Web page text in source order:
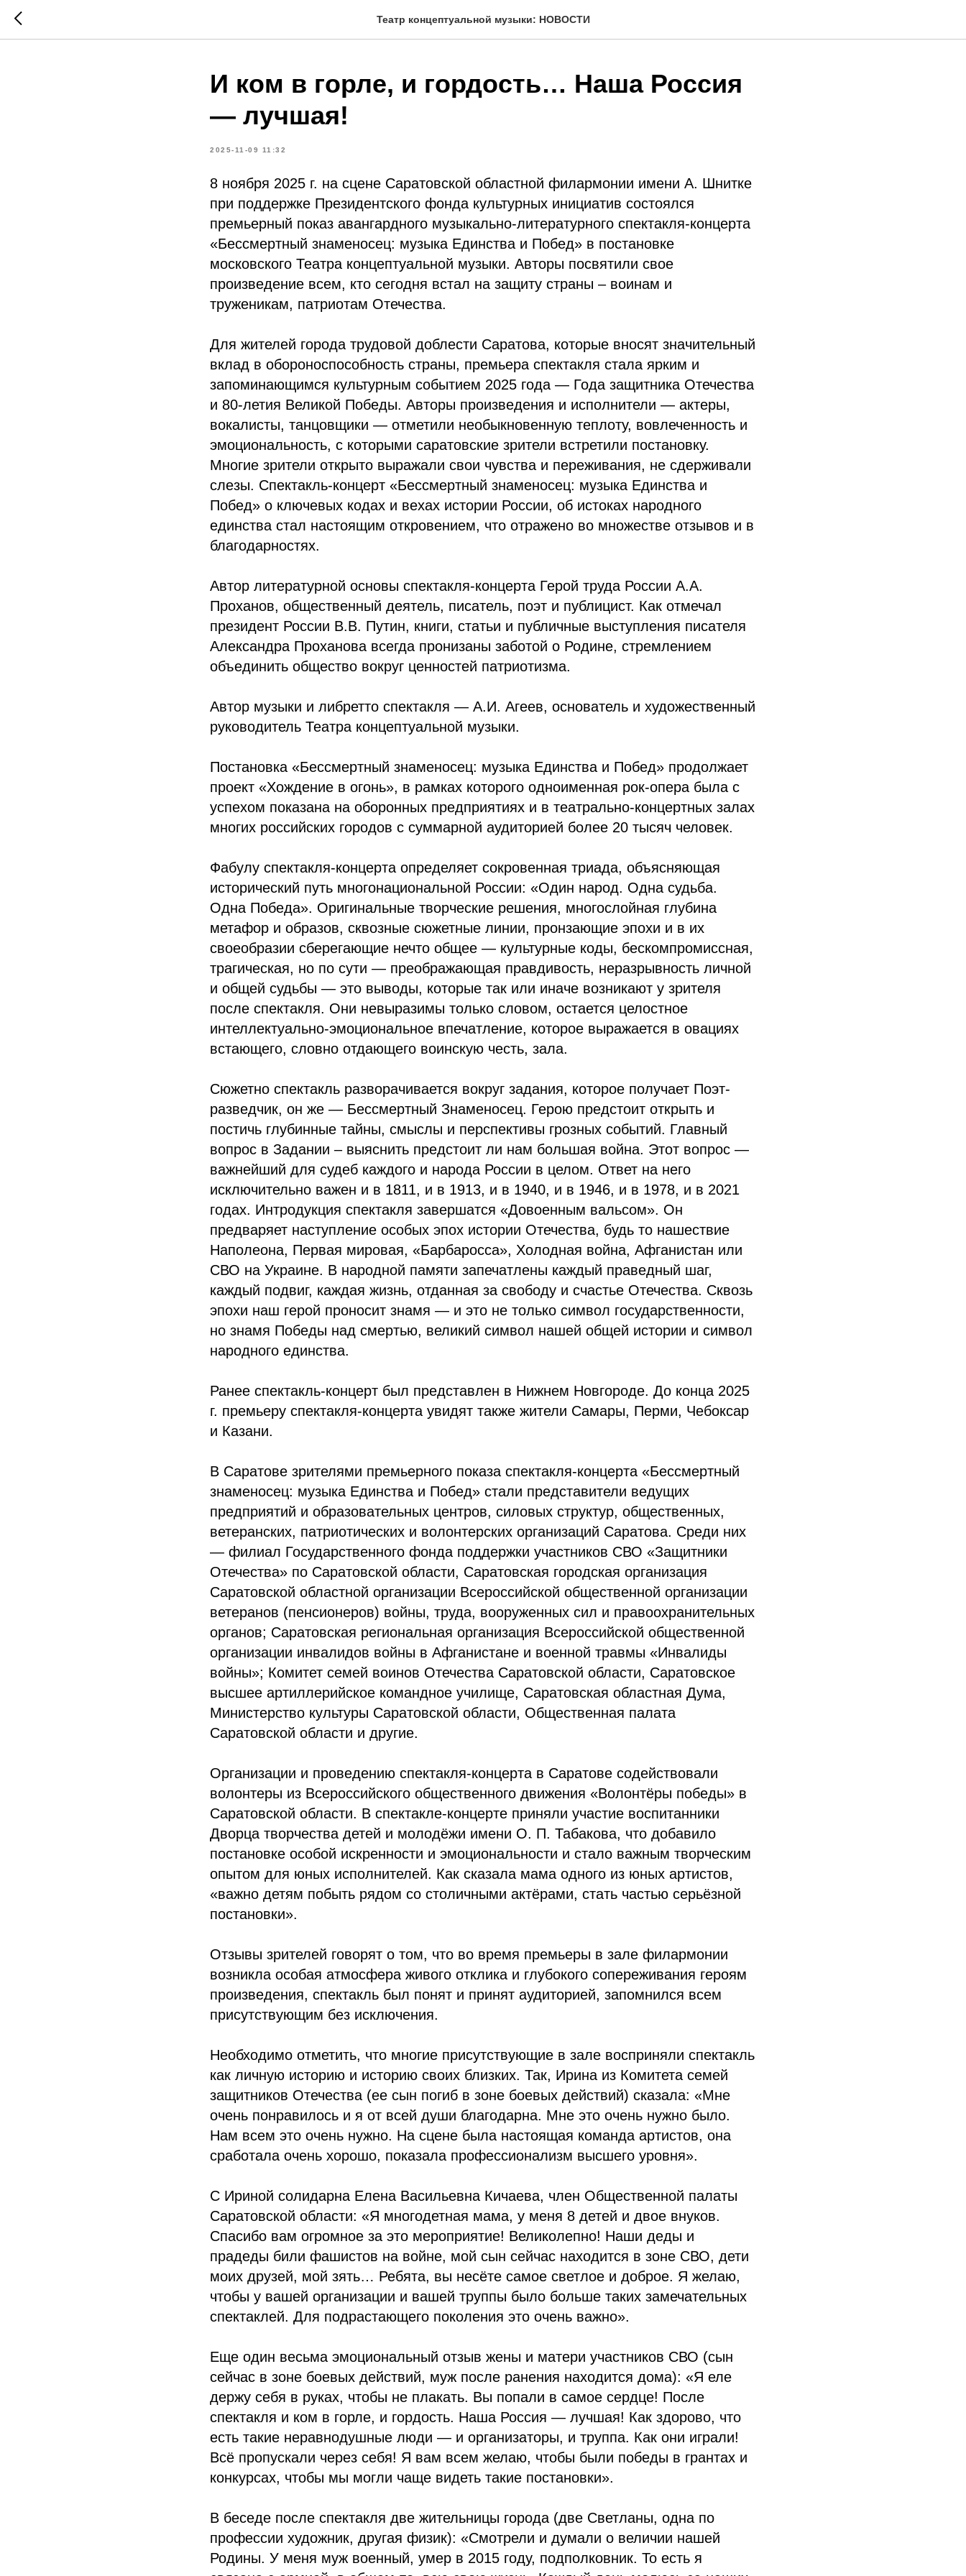
Театр концептуальной музыки: НОВОСТИ
И ком в горле, и гордость… Наша Россия
— лучшая!
2025-11-09 11:32
8 ноября 2025 г. на сцене Саратовской областной филармонии имени А. Шнитке
при поддержке Президентского фонда культурных инициатив состоялся
премьерный показ авангардного музыкально-литературного спектакля-концерта
«Бессмертный знаменосец: музыка Единства и Побед» в постановке
московского Театра концептуальной музыки. Авторы посвятили свое
произведение всем, кто сегодня встал на защиту страны – воинам и
труженикам, патриотам Отечества.
Для жителей города трудовой доблести Саратова, которые вносят значительный
вклад в обороноспособность страны, премьера спектакля стала ярким и
запоминающимся культурным событием 2025 года — Года защитника Отечества
и 80-летия Великой Победы. Авторы произведения и исполнители — актеры,
вокалисты, танцовщики — отметили необыкновенную теплоту, вовлеченность и
эмоциональность, с которыми саратовские зрители встретили постановку.
Многие зрители открыто выражали свои чувства и переживания, не сдерживали
слезы. Спектакль-концерт «Бессмертный знаменосец: музыка Единства и
Побед» о ключевых кодах и вехах истории России, об истоках народного
единства стал настоящим откровением, что отражено во множестве отзывов и в
благодарностях.
Автор литературной основы спектакля-концерта Герой труда России А.А.
Проханов, общественный деятель, писатель, поэт и публицист. Как отмечал
президент России В.В. Путин, книги, статьи и публичные выступления писателя
Александра Проханова всегда пронизаны заботой о Родине, стремлением
объединить общество вокруг ценностей патриотизма.
Автор музыки и либретто спектакля — А.И. Агеев, основатель и художественный
руководитель Театра концептуальной музыки.
Постановка «Бессмертный знаменосец: музыка Единства и Побед» продолжает
проект «Хождение в огонь», в рамках которого одноименная рок-опера была с
успехом показана на оборонных предприятиях и в театрально-концертных залах
многих российских городов с суммарной аудиторией более 20 тысяч человек.
Фабулу спектакля-концерта определяет сокровенная триада, объясняющая
исторический путь многонациональной России: «Один народ. Одна судьба.
Одна Победа». Оригинальные творческие решения, многослойная глубина
метафор и образов, сквозные сюжетные линии, пронзающие эпохи и в их
своеобразии сберегающие нечто общее — культурные коды, бескомпромиссная,
трагическая, но по сути — преображающая правдивость, неразрывность личной
и общей судьбы — это выводы, которые так или иначе возникают у зрителя
после спектакля. Они невыразимы только словом, остается целостное
интеллектуально-эмоциональное впечатление, которое выражается в овациях
встающего, словно отдающего воинскую честь, зала.
Сюжетно спектакль разворачивается вокруг задания, которое получает Поэт-
разведчик, он же — Бессмертный Знаменосец. Герою предстоит открыть и
постичь глубинные тайны, смыслы и перспективы грозных событий. Главный
вопрос в Задании – выяснить предстоит ли нам большая война. Этот вопрос —
важнейший для судеб каждого и народа России в целом. Ответ на него
исключительно важен и в 1811, и в 1913, и в 1940, и в 1946, и в 1978, и в 2021
годах. Интродукция спектакля завершатся «Довоенным вальсом». Он
предваряет наступление особых эпох истории Отечества, будь то нашествие
Наполеона, Первая мировая, «Барбаросса», Холодная война, Афганистан или
CВО на Украине. В народной памяти запечатлены каждый праведный шаг,
каждый подвиг, каждая жизнь, отданная за свободу и счастье Отечества. Сквозь
эпохи наш герой проносит знамя — и это не только символ государственности,
но знамя Победы над смертью, великий символ нашей общей истории и символ
народного единства.
Ранее спектакль-концерт был представлен в Нижнем Новгороде. До конца 2025
г. премьеру спектакля-концерта увидят также жители Самары, Перми, Чебоксар
и Казани.
В Саратове зрителями премьерного показа спектакля-концерта «Бессмертный
знаменосец: музыка Единства и Побед» стали представители ведущих
предприятий и образовательных центров, силовых структур, общественных,
ветеранских, патриотических и волонтерских организаций Саратова. Среди них
— филиал Государственного фонда поддержки участников СВО «Защитники
Отечества» по Саратовской области, Саратовская городская организация
Саратовской областной организации Всероссийской общественной организации
ветеранов (пенсионеров) войны, труда, вооруженных сил и правоохранительных
органов; Саратовская региональная организация Всероссийской общественной
организации инвалидов войны в Афганистане и военной травмы «Инвалиды
войны»; Комитет семей воинов Отечества Саратовской области, Саратовское
высшее артиллерийское командное училище, Саратовская областная Дума,
Министерство культуры Саратовской области, Общественная палата
Саратовской области и другие.
Организации и проведению спектакля-концерта в Саратове содействовали
волонтеры из Всероссийского общественного движения «Волонтёры победы» в
Саратовской области. В спектакле-концерте приняли участие воспитанники
Дворца творчества детей и молодёжи имени О. П. Табакова, что добавило
постановке особой искренности и эмоциональности и стало важным творческим
опытом для юных исполнителей. Как сказала мама одного из юных артистов,
«важно детям побыть рядом со столичными актёрами, стать частью серьёзной
постановки».
Отзывы зрителей говорят о том, что во время премьеры в зале филармонии
возникла особая атмосфера живого отклика и глубокого сопереживания героям
произведения, спектакль был понят и принят аудиторией, запомнился всем
присутствующим без исключения.
Необходимо отметить, что многие присутствующие в зале восприняли спектакль
как личную историю и историю своих близких. Так, Ирина из Комитета семей
защитников Отечества (ее сын погиб в зоне боевых действий) сказала: «Мне
очень понравилось и я от всей души благодарна. Мне это очень нужно было.
Нам всем это очень нужно. На сцене была настоящая команда артистов, она
сработала очень хорошо, показала профессионализм высшего уровня».
С Ириной солидарна Елена Васильевна Кичаева, член Общественной палаты
Саратовской области: «Я многодетная мама, у меня 8 детей и двое внуков.
Спасибо вам огромное за это мероприятие! Великолепно! Наши деды и
прадеды били фашистов на войне, мой сын сейчас находится в зоне СВО, дети
моих друзей, мой зять… Ребята, вы несёте самое светлое и доброе. Я желаю,
чтобы у вашей организации и вашей труппы было больше таких замечательных
спектаклей. Для подрастающего поколения это очень важно».
Еще один весьма эмоциональный отзыв жены и матери участников СВО (сын
сейчас в зоне боевых действий, муж после ранения находится дома): «Я еле
держу себя в руках, чтобы не плакать. Вы попали в самое сердце! После
спектакля и ком в горле, и гордость. Наша Россия — лучшая! Как здорово, что
есть такие неравнодушные люди — и организаторы, и труппа. Как они играли!
Всё пропускали через себя! Я вам всем желаю, чтобы были победы в грантах и
конкурсах, чтобы мы могли чаще видеть такие постановки».
В беседе после спектакля две жительницы города (две Светланы, одна по
профессии художник, другая физик): «Смотрели и думали о величии нашей
Родины. У меня муж военный, умер в 2015 году, подполковник. То есть я